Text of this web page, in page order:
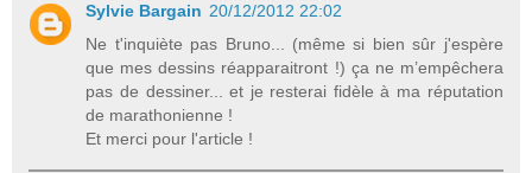
Sylvie Bargain 20/12/2012 22:02
Ne t'inquiète pas Bruno... (même si bien sûr j'espère
que mes dessins réapparaitront !) ça ne m’empêchera
pas de dessiner... et je resterai fidèle à ma réputation
de marathonienne !
Et merci pour l'article !